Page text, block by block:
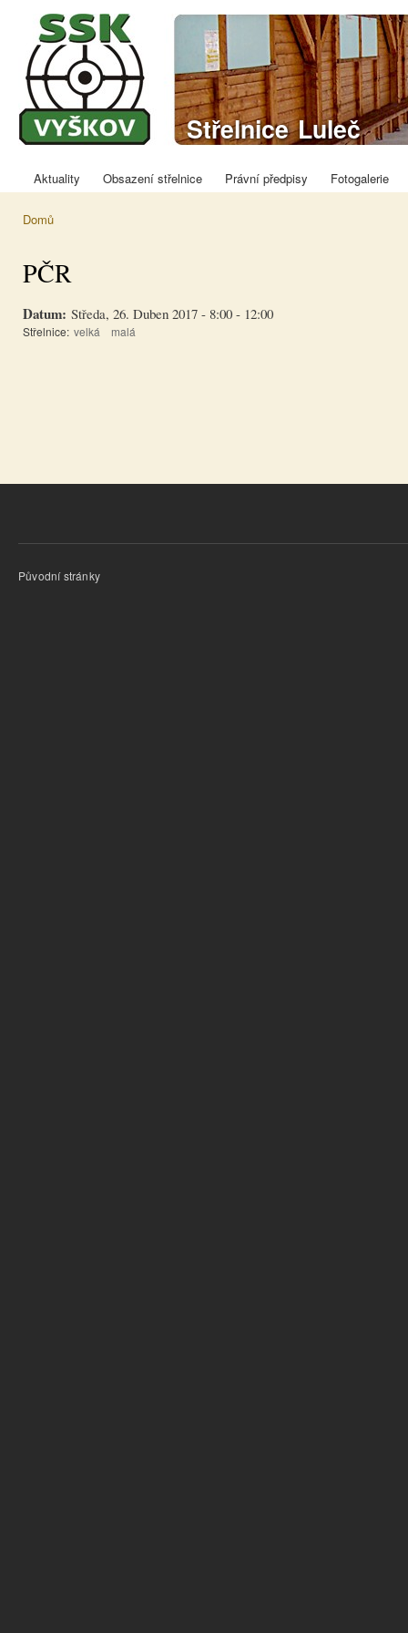
Sportovně
střelecký klub
Střelnice Luleč
Hlavní menu
Aktuality Obsazení střelnice Právní předpisy Fotogalerie
Domů
PČR
Datum: Středa, 26. Duben 2017 - 8:00 - 12:00
Střelnice: velká malá
Původní stránky